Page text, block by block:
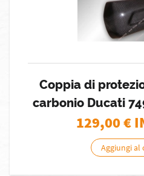
Coppia di
carbonio Ducati
129,00€
Aggiungi al